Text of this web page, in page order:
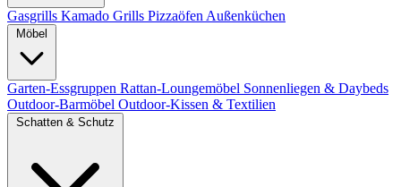
Gasgrills Kamado Grills Pizzaöfen Außenküchen
Garten-Essgruppen Rattan-Loungemöbel Sonnenliegen & Daybeds
Outdoor-Barmöbel Outdoor-Kissen & Textilien